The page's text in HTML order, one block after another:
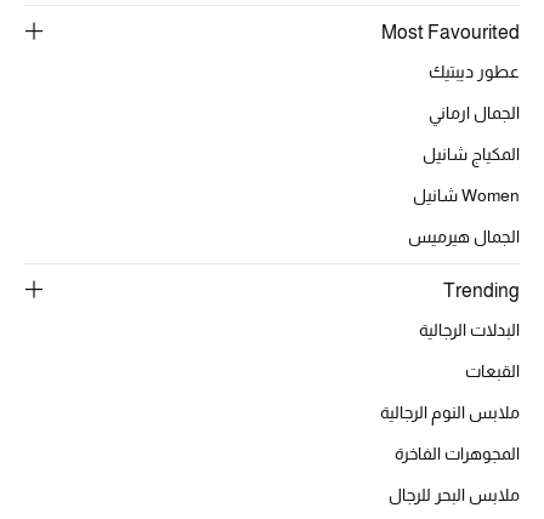
تشكيلة الأعراس
هدايا للنساء
جميع الأحذية النسائية
جميع الإكسسورات النسائية
Most Favourited
عطور ديبتيك
الجمال ارماني
المكياج شانيل
Women شانيل
الجمال هيرميس
Trending
البدلات الرجالية
القبعات
ملابس النوم الرجالية
المجوهرات الفاخرة
ملابس البحر للرجال